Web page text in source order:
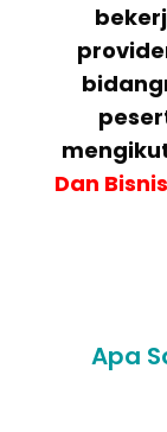
Dan
Apa